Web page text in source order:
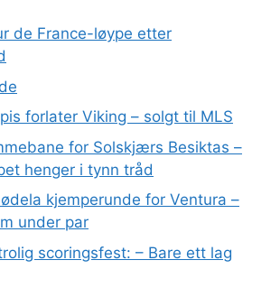
de France-løype etter
forlater Viking – solgt til MLS
for Solskjærs Besiktas –
henger i tynn tråd
kjemperunde for Ventura –
under par
scoringsfest: – Bare ett lag